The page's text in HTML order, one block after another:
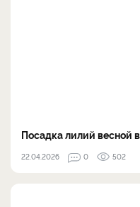
Посадка лилий весной
22.04.2026 0 502